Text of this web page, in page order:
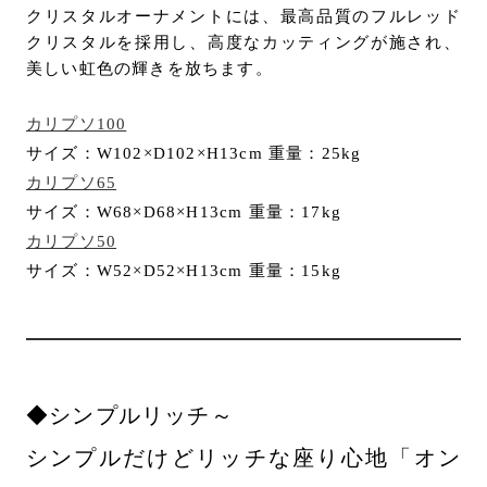
クリスタルオーナメントには、最高品質のフルレッド
クリスタルを採用し、高度なカッティングが施され、
美しい虹色の輝きを放ちます。
カリプソ100
サイズ：W102×D102×H13cm 重量：25kg
カリプソ65
サイズ：W68×D68×H13cm 重量：17kg
カリプソ50
サイズ：W52×D52×H13cm 重量：15kg
◆シンプルリッチ～
シンプルだけどリッチな座り心地「オン